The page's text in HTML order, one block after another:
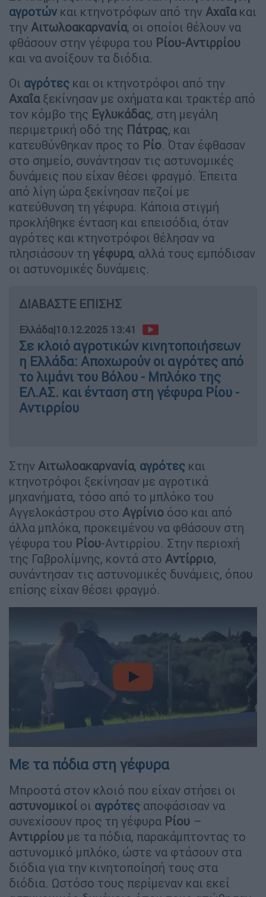
αγροτών και κτηνοτρόφων από την Αχαΐακαι
την Αιτωλοακαρνανία, οι οποίοι θέλουν να
φθάσουν στην γέφυρα του Ρίου-Αντιρρίου
και να ανοίξουν τα διόδια.
Οι αγρότες και οι κτηνοτρόφοι από την
Αχαΐαξεκίνησαν με οχήματα και τρακτέρ από
τον κόμβο της Εγλυκάδας, στη μεγάλη
περιμετρική οδό της Πάτρας, και
κατευθύνθηκαν προς το Ρίο. Όταν έφθασαν
στο σημείο, συνάντησαν τις αστυνομικές
δυνάμεις που είχαν θέσει φραγμό. Έπειτα
από λίγη ώρα ξεκίνησαν πεζοί με
κατεύθυνση τη γέφυρα. Κάποια στιγμή
προκλήθηκε ένταση και επεισόδια, όταν
αγρότες και κτηνοτρόφοι θέλησαν να
πλησιάσουν τη γέφυρα, αλλά τους εμπόδισαν
οι αστυνομικές δυνάμεις.
ΔΙΑΒΑΣΤΕ ΕΠΙΣΗΣ
Ελλάδα|10.12.2025 13:41
Σε κλοιό αγροτικών κινητοποιήσεων
η Ελλάδα: Αποχωρούν οι αγρότες από
το λιμάνι του Βόλου - Μπλόκο της
ΕΛ.ΑΣ. και ένταση στη γέφυρα Ρίου -
Αντιρρίου
Στην Αιτωλοακαρνανία, αγρότες και
κτηνοτρόφοι ξεκίνησαν με αγροτικά
μηχανήματα, τόσο από το μπλόκο του
Αγγελοκάστρου στο Αγρίνιο όσο και από
άλλα μπλόκα, προκειμένου να φθάσουν στη
γέφυρα του Ρίου-Αντιρρίου. Στην περιοχή
της Γαβρολίμνης, κοντά στο Αντίρριο,
συνάντησαν τις αστυνομικές δυνάμεις, όπου
επίσης είχαν θέσει φραγμό.
video
Με τα πόδια στη γέφυρα
Μπροστά στον κλοιό που είχαν στήσει οι
αστυνομικοί οι αγρότες αποφάσισαν να
συνεχίσουν προς τη γέφυρα Ρίου –
Αντιρρίου με τα πόδια, παρακάμπτοντας το
αστυνομικό μπλόκο, ώστε να φτάσουν στα
διόδια για την κινητοποίησή τους στα
διόδια. Ωστόσο τους περίμεναν και εκεί